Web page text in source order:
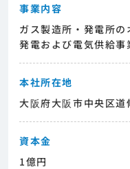
事業内容
ガス製造所・発電所の
発電および電気供給
本社所在地
大阪府大阪市中央区
資本金
1億円